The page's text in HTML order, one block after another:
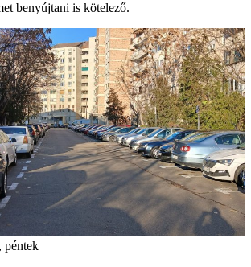
benyújtani is kötelező.
péntek